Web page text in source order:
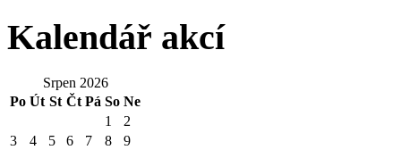
Kalendář akcí
Srpen 2026
Po Út St Čt Pá So Ne
1
2
3
4 5 6 7 8
9